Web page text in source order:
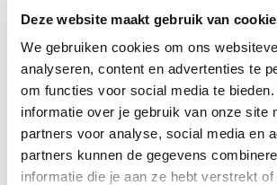
Deze website maakt gebruik van
We gebruiken cookies om ons
analyseren, content en advertenties te
om functies voor social media te
informatie over je gebruik van onze site
partners voor analyse, social media en
partners kunnen de gegevens
informatie die je aan ze hebt verstrekt
Wil je de 6 stappen printen en delen
Daarvoor kun je
deze pdf